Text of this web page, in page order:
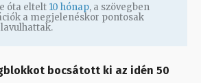
óta eltelt 10 hónap, a szövegben
a megjelenéskor pontosak
bocsátott ki az idén 50